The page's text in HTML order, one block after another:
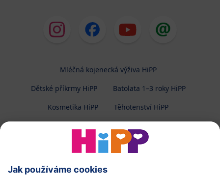
Mléčná kojenecká výživa HiPP
Dětské příkrmy HiPP
Batolata 1–3 roky HiPP
Kosmetika HiPP
Těhotenství HiPP
Ochrana osobních údajů
Zpracování osobních údajů (BabyClub)